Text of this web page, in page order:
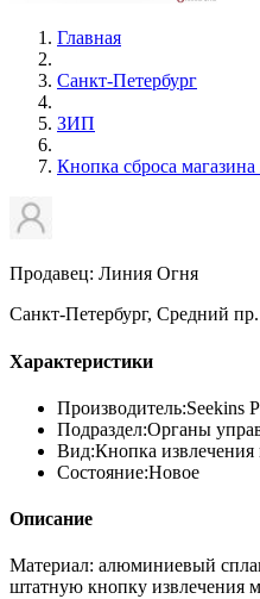
Главная
Санкт-Петербург
ЗИП
Кнопка сброса
Продавец: Линия Огня
Санкт-Петербург, Средний
Характеристики
Производитель:Seekins
Подраздел:Органы
Вид:Кнопка извлечения
Состояние:Новое
Описание
Материал: алюминиевый
штатную кнопку извлечения